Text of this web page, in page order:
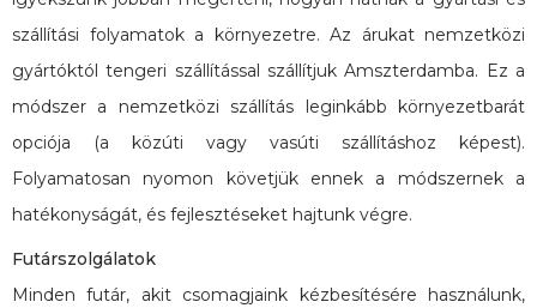
szállítási folyamatok a környezetre. Az árukat nemzetközi
gyártóktól tengeri szállítással szállítjuk Amszterdamba. Ez a
módszer a nemzetközi szállítás leginkább környezetbarát
opciója (a közúti vagy vasúti szállításhoz képest).
Folyamatosan nyomon követjük ennek a módszernek a
hatékonyságát, és fejlesztéseket hajtunk végre.
Futárszolgálatok
Minden futár, akit csomagjaink kézbesítésére használunk,